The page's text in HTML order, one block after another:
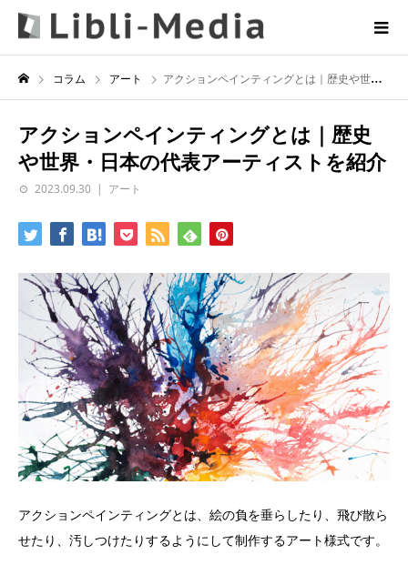
コラム アート アクションペインティングとは｜歴史や世界・日本の代表アーティストを紹介
アクションペインティングとは｜歴史
や世界・日本の代表アーティストを紹介
2023.09.30 アート
アクションペインティングとは、絵の負を垂らしたり、飛び散ら
せたり、汚しつけたりするようにして制作するアート様式です。